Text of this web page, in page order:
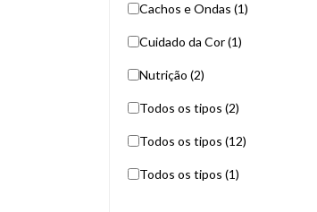
Cachos e Ondas (1)
Cuidado da Cor (1)
Nutrição (2)
Todos os tipos (2)
Todos os tipos (12)
Todos os tipos (1)